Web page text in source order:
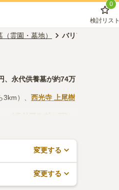
0
検討リスト
（霊園・墓地） バリアフリー対応
、 永代供養墓が約74万
3km）、 西光寺 上尾樹
メモリアルガーデン
が無料でできますの
変更する
変更する